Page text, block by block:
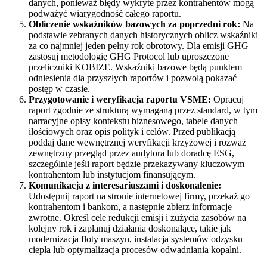
danych, ponieważ błędy wykryte przez kontrahentów mogą
podważyć wiarygodność całego raportu.
Obliczenie wskaźników bazowych za poprzedni rok: Na
podstawie zebranych danych historycznych oblicz wskaźniki
za co najmniej jeden pełny rok obrotowy. Dla emisji GHG
zastosuj metodologię GHG Protocol lub uproszczone
przeliczniki KOBIZE. Wskaźniki bazowe będą punktem
odniesienia dla przyszłych raportów i pozwolą pokazać
postęp w czasie.
Przygotowanie i weryfikacja raportu VSME: Opracuj
raport zgodnie ze strukturą wymaganą przez standard, w tym
narracyjne opisy kontekstu biznesowego, tabele danych
ilościowych oraz opis polityk i celów. Przed publikacją
poddaj dane wewnętrznej weryfikacji krzyżowej i rozważ
zewnętrzny przegląd przez audytora lub doradcę ESG,
szczególnie jeśli raport będzie przekazywany kluczowym
kontrahentom lub instytucjom finansującym.
Komunikacja z interesariuszami i doskonalenie:
Udostępnij raport na stronie internetowej firmy, przekaż go
kontrahentom i bankom, a następnie zbierz informacje
zwrotne. Określ cele redukcji emisji i zużycia zasobów na
kolejny rok i zaplanuj działania doskonalące, takie jak
modernizacja floty maszyn, instalacja systemów odzysku
ciepła lub optymalizacja procesów odwadniania kopalni.